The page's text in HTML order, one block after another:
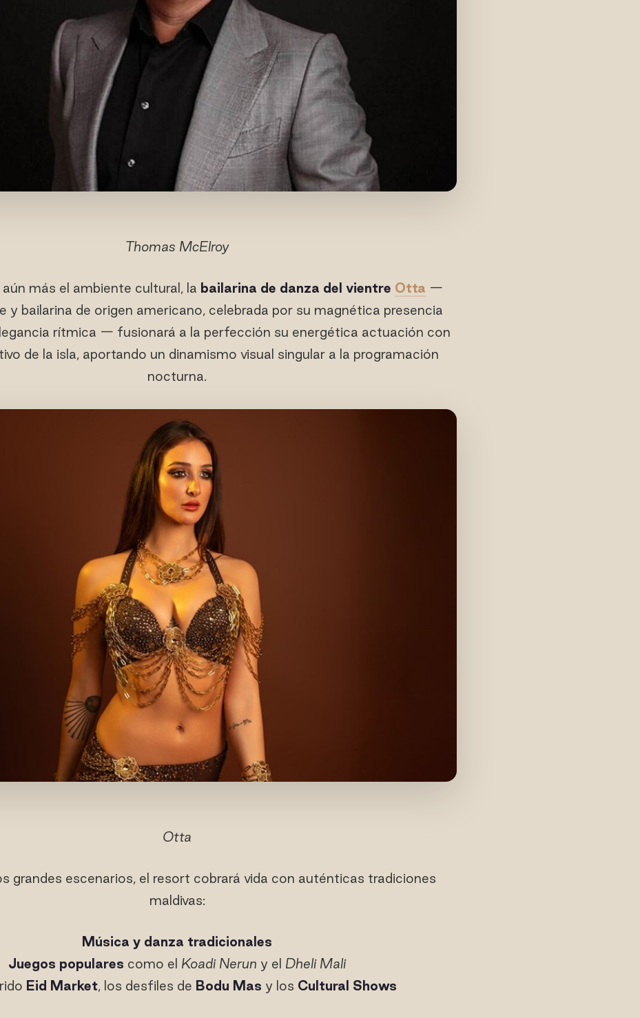
Thomas McElroy
más el ambiente cultural, la bailarina de danza del vientre Otta —
y bailarina de origen americano, celebrada por su magnética presencia
rítmica — fusionará a la perfección su energética actuación con
de la isla, aportando un dinamismo visual singular a la programación
nocturna.
Otta
grandes escenarios, el resort cobrará vida con auténticas tradiciones
maldivas:
Música y danza tradicionales
Juegos populares como el Koadi Nerun y el Dheli Mali
Eid Market, los desfiles de Bodu Mas y los Cultural Shows